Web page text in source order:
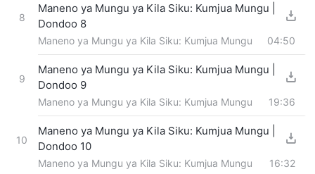
8
Maneno ya Mungu ya Kila Siku: Kumjua Mungu |
Dondoo 8
Maneno ya Mungu ya Kila Siku: Kumjua Mungu 04:50
9
Maneno ya Mungu ya Kila Siku: Kumjua Mungu |
Dondoo 9
Maneno ya Mungu ya Kila Siku: Kumjua Mungu 19:36
10
Maneno ya Mungu ya Kila Siku: Kumjua Mungu |
Dondoo 10
Maneno ya Mungu ya Kila Siku: Kumjua Mungu 16:32